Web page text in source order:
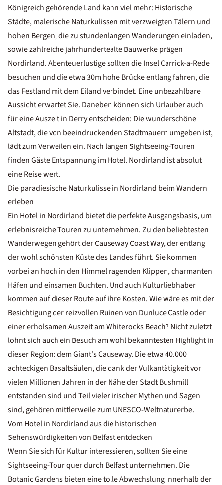
Königreich gehörende Land kann viel mehr: Historische
Städte, malerische Naturkulissen mit verzweigten Tälern und
hohen Bergen, die zu stundenlangen Wanderungen einladen,
sowie zahlreiche jahrhundertealte Bauwerke prägen
Nordirland. Abenteuerlustige sollten die Insel Carrick-a-Rede
besuchen und die etwa 30m hohe Brücke entlang fahren, die
das Festland mit dem Eiland verbindet. Eine unbezahlbare
Aussicht erwartet Sie. Daneben können sich Urlauber auch
für eine Auszeit in Derry entscheiden: Die wunderschöne
Altstadt, die von beeindruckenden Stadtmauern umgeben ist,
lädt zum Verweilen ein. Nach langen Sightseeing-Touren
finden Gäste Entspannung im Hotel. Nordirland ist absolut
eine Reise wert.
Die paradiesische Naturkulisse in Nordirland beim Wandern
erleben
Ein Hotel in Nordirland bietet die perfekte Ausgangsbasis, um
erlebnisreiche Touren zu unternehmen. Zu den beliebtesten
Wanderwegen gehört der Causeway Coast Way, der entlang
der wohl schönsten Küste des Landes führt. Sie kommen
vorbei an hoch in den Himmel ragenden Klippen, charmanten
Häfen und einsamen Buchten. Und auch Kulturliebhaber
kommen auf dieser Route auf ihre Kosten. Wie wäre es mit der
Besichtigung der reizvollen Ruinen von Dunluce Castle oder
einer erholsamen Auszeit am Whiterocks Beach? Nicht zuletzt
lohnt sich auch ein Besuch am wohl bekanntesten Highlight in
dieser Region: dem Giant's Causeway. Die etwa 40.000
achteckigen Basaltsäulen, die dank der Vulkantätigkeit vor
vielen Millionen Jahren in der Nähe der Stadt Bushmill
entstanden sind und Teil vieler irischer Mythen und Sagen
sind, gehören mittlerweile zum UNESCO-Weltnaturerbe.
Vom Hotel in Nordirland aus die historischen
Sehenswürdigkeiten von Belfast entdecken
Wenn Sie sich für Kultur interessieren, sollten Sie eine
Sightseeing-Tour quer durch Belfast unternehmen. Die
Botanic Gardens bieten eine tolle Abwechslung innerhalb der